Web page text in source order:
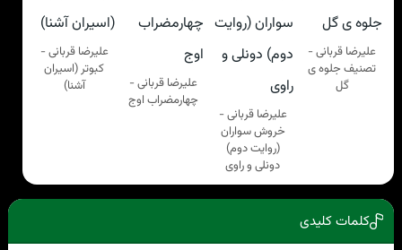
علیرضا قربانی -
تصنیف جلوه ی
گل
علیرضا قربانی -
خروش سواران
(روایت دوم)
دونلی و راوی
علیرضا قربانی -
چهارمضراب اوج
علیرضا قربانی -
کبوتر (اسیران
آشنا)
کلمات کلیدی